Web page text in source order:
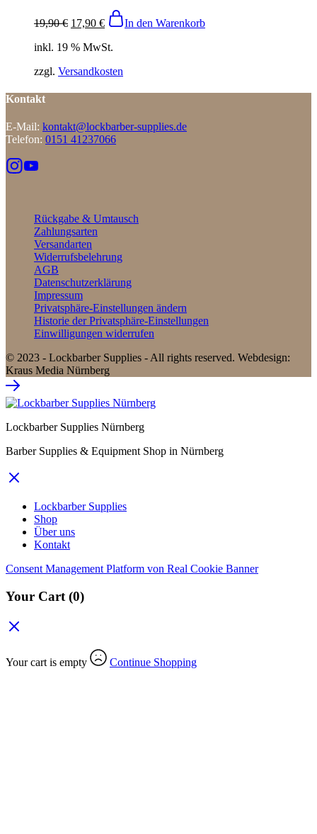
19,90€ 17,90 €
In den Warenkorb
inkl. 19 % MwSt.
zzgl. Versandkosten
Kontakt
E-Mail: kontakt@lockbarber-supplies.de
Telefon: 0151 41237066
Rückgabe & Umtausch
Zahlungsarten
Versandarten
Widerrufsbelehrung
AGB
Datenschutzerklärung
Impressum
Privatsphäre-Einstellungen ändern
Historie der Privatsphäre-Einstellungen
Einwilligungen widerrufen
© 2023 - Lockbarber Supplies - All rights reserved. Webdesign:
Kraus Media Nürnberg
Lockbarber Supplies Nürnberg
Barber Supplies & Equipment Shop in Nürnberg
Lockbarber Supplies
Shop
Über uns
Kontakt
Consent Management Platform von Real Cookie Banner
Your Cart (0)
Your cart is empty Continue Shopping